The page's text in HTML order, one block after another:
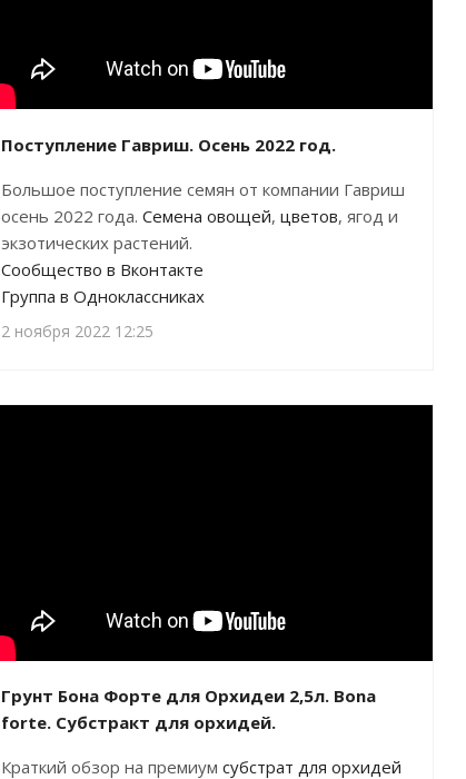
Поступление Гавриш. Осень 2022 год.
Большое поступление семян от компании Гавриш
осень 2022 года. Семена овощей, цветов, ягод и
экзотических растений.
Сообщество в Вконтакте
Группа в Одноклассниках
2 ноября 2022 12:25
Грунт Бона Форте для Орхидеи 2,5л. Bona
forte. Субстракт для орхидей.
Краткий обзор на премиум субстрат для орхидей